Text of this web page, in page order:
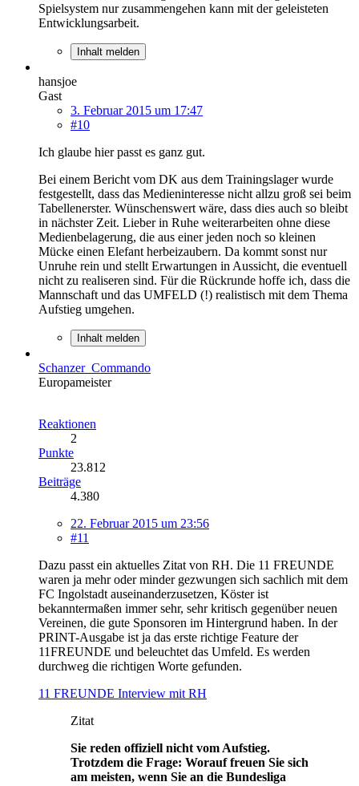
Spielsystem nur zusammengehen kann mit der geleisteten
Entwicklungsarbeit.
Inhalt melden
hansjoe
Gast
3. Februar 2015 um 17:47
#10
Ich glaube hier passt es ganz gut.
Bei einem Bericht vom DK aus dem Trainingslager wurde
festgestellt, dass das Medieninteresse nicht allzu groß sei beim
Tabellenerster. Wünschenswert wäre, dass dies auch so bleibt
in nächster Zeit. Lieber in Ruhe weiterarbeiten ohne diese
Medienbelagerung, die aus einer jeden noch so kleinen
Mücke einen Elefant herbeizaubern. Da kommt sonst nur
Unruhe rein und stellt Erwartungen in Aussicht, die eventuell
nicht zu realiseren sind. Für die Rückrunde hoffe ich, dass die
Mannschaft und das UMFELD (!) realistisch mit dem Thema
Aufstieg umgehen.
Inhalt melden
Schanzer_Commando
Europameister
Reaktionen
2
Punkte
23.812
Beiträge
4.380
22. Februar 2015 um 23:56
#11
Dazu passt ein aktuelles Zitat von RH. Die 11 FREUNDE
waren ja mehr oder minder gezwungen sich sachlich mit dem
FC Ingolstadt auseinanderzusetzen, Köster ist
bekanntermaßen immer sehr, sehr kritisch gegenüber neuen
Vereinen, die gute Sponsoren im Hintergrund haben. In der
PRINT-Ausgabe ist ja das erste richtige Feature der
11FREUNDE und beleuchtet das Umfeld. Es werden
durchweg die richtigen Worte gefunden.
11 FREUNDE Interview mit RH
Zitat
Sie reden offiziell nicht vom Aufstieg.
Trotzdem die Frage: Worauf freuen Sie sich
am meisten, wenn Sie an die Bundesliga